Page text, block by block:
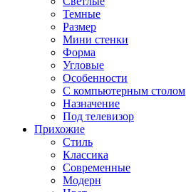
Темные
Размер
Мини стенки
Форма
Угловые
Особенности
С компьютерным столом
Назначение
Под телевизор
Прихожие
Стиль
Классика
Современные
Модерн